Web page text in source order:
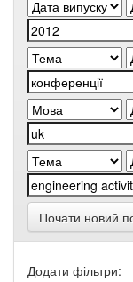
Почати новий
Додати фільтри: